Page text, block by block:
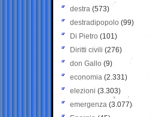
destra (573)
destradipopolo (99)
Di Pietro (101)
Diritti civili (276)
don Gallo (9)
economia (2.331)
elezioni (3.303)
emergenza (3.077)